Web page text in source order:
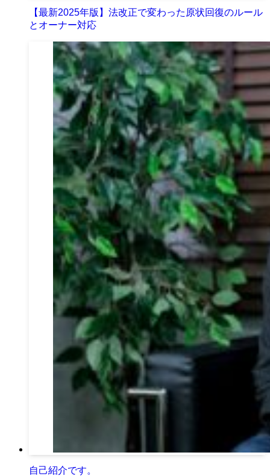
【最新2025年版】法改正で変わった原状回復のルール
とオーナー対応
自己紹介です。